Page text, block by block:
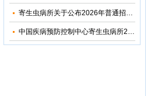
寄生虫病所关于公布2026年普通招考学术学位博士考生复试名单的通知
中国疾病预防控制中心寄生虫病所2024年度部门决算